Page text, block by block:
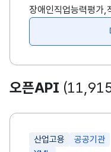
공단에서 개발한 직
검사를 실시하고 결
온라인화 하였습니
취업준비체크리스트
청소년 직업적성검사/
장애청소년 진로성숙
장애인직업능력평가,
오픈API
산업고용
공공기관